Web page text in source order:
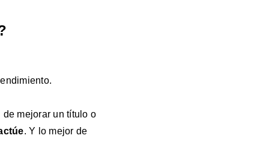
mejorar un título o
. Y lo mejor de